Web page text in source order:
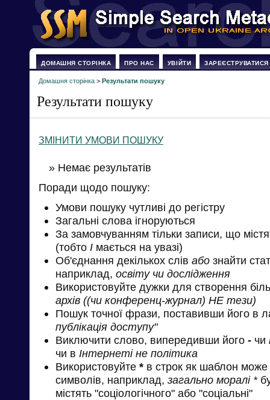
ДОМАШНЯ СТОРІНКА ПРО НАС УВІЙТИ ЗАРЕЄСТРУВАТИСЯ
Домашня сторінка > Результати пошуку
Результати пошуку
ЗМІНИТИ УМОВИ ПОШУКУ
» Немає результатів
Поради щодо пошуку:
Умови пошуку чутливі до регістру
Загальні слова ігноруються
За замовчуванням тільки записи, що
(тобто І мається на увазі)
Об'єднання декількох слів або знайти
наприклад, освіту чи дослідження
Використовуйте дужки для створення
архів ((чи конференц-журнал) НЕ тези)
Пошук точної фрази, поставивши його в
публікація доступу"
Виключити слово, випередивши його - чи
чи в Інтернеті не політика
Використовуйте * в строк як шаблон може
символів, наприклад, загально моралі *
містять "соціологічного" або "соціальні"